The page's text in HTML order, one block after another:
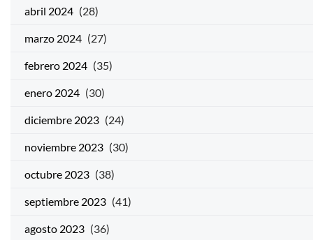
abril 2024 (28)
marzo 2024 (27)
febrero 2024 (35)
enero 2024 (30)
diciembre 2023 (24)
noviembre 2023 (30)
octubre 2023 (38)
septiembre 2023 (41)
agosto 2023 (36)